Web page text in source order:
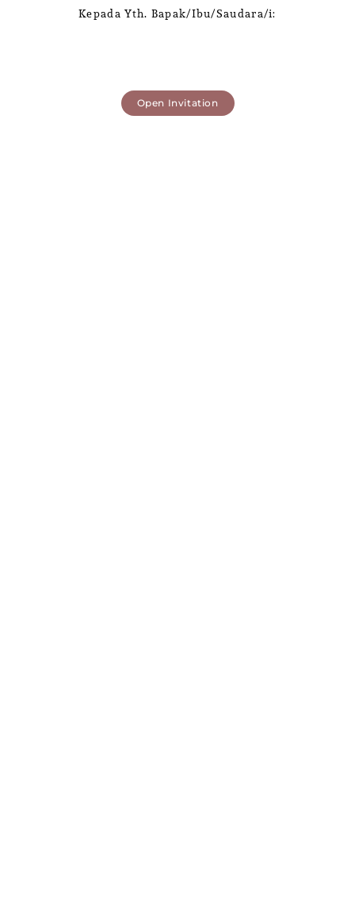
Kepada Yth. Bapak/Ibu/Saudara/i:
Open Invitation